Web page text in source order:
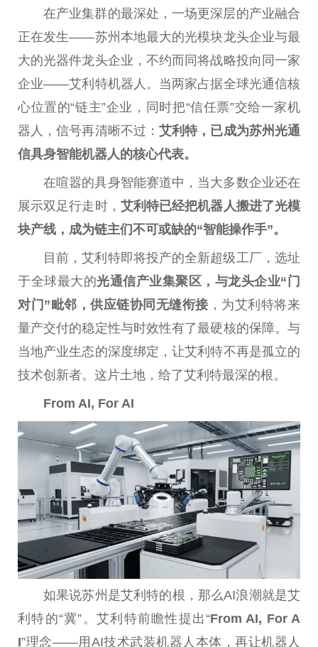
在产业集群的最深处，一场更深层的产业融合
正在发生——苏州本地最大的光模块龙头企业与最
大的光器件龙头企业，不约而同将战略投向同一家
企业——艾利特机器人。当两家占据全球光通信核
心位置的“链主”企业，同时把“信任票”交给一家机
器人，信号再清晰不过：艾利特，已成为苏州光通
信具身智能机器人的核心代表。
在喧嚣的具身智能赛道中，当大多数企业还在
展示双足行走时， 艾利特已经把机器人搬进了光模
块产线，成为链主们不可或缺的“智能操作手”。
目前，艾利特即将投产的全新超级工厂，选址
于全球最大的光通信产业集聚区，与龙头企业“门
对门”毗邻，供应链协同无缝衔接 ，为艾利特将来
量产交付的稳定性与时效性有了最硬核的保障。与
当地产业生态的深度绑定，让艾利特不再是孤立的
技术创新者。这片土地，给了艾利特最深的根。
From AI, For AI
如果说苏州是艾利特的根，那么AI浪潮就是艾
利特的“冀”。艾利特前瞻性提出“From AI, For A
I”理念——用AI技术武装机器人本体，再让机器人